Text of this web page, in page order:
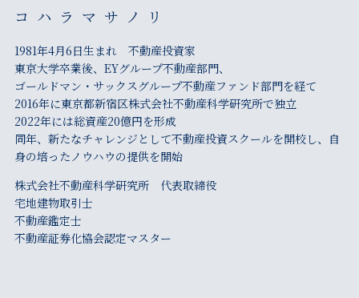
コハラマサノリ
1981年4月6日生まれ 不動産投資家
東京大学卒業後、EYグループ不動産部門、
ゴールドマン・サックスグループ不動産ファンド部門を経て
2016年に東京都新宿区株式会社不動産科学研究所で独立
2022年には総資産20億円を形成
同年、新たなチャレンジとして不動産投資スクールを開校し、自
身の培ったノウハウの提供を開始
株式会社不動産科学研究所 代表取締役
宅地建物取引士
不動産鑑定士
不動産証券化協会認定マスター